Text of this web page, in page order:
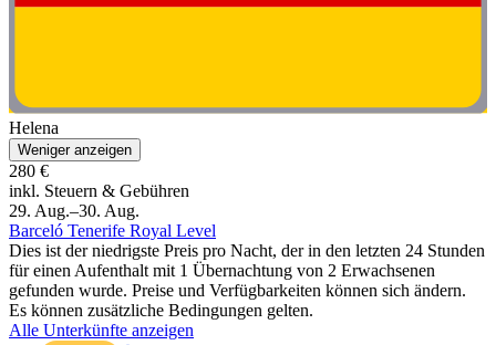
Helena
Weniger anzeigen
280 €
inkl. Steuern & Gebühren
29. Aug.–30. Aug.
Barceló Tenerife Royal Level
Dies ist der niedrigste Preis pro Nacht, der in den letzten 24 Stunden
für einen Aufenthalt mit 1 Übernachtung von 2 Erwachsenen
gefunden wurde. Preise und Verfügbarkeiten können sich ändern.
Es können zusätzliche Bedingungen gelten.
Alle Unterkünfte anzeigen